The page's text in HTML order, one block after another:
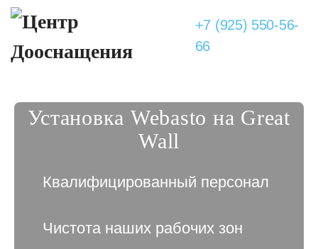
+7 (925) 550-56-
66
Установка Webasto на Great
Wall
Квалифицированный персонал
Чистота наших рабочих зон